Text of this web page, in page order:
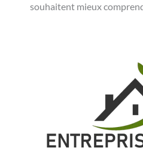
souhaitent mieux